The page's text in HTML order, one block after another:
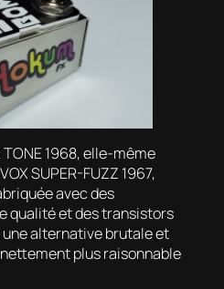
TONE 1968, elle-même
SUPER-FUZZ 1967,
avec des
qualité et des transistors
une alternative brutale et
plus raisonnable